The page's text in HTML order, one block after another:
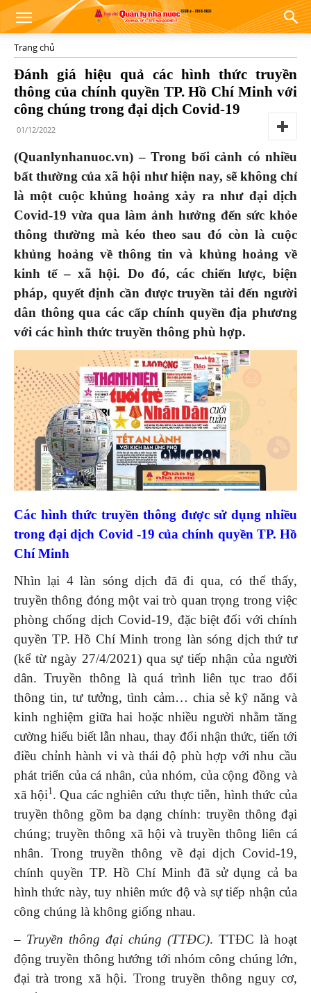
Trang chủ
Đánh giá hiệu quả các hình thức truyền
thông của chính quyền TP. Hồ Chí Minh với
công chúng trong đại dịch Covid-19
01/12/2022
(Quanlynhanuoc.vn) – Trong bối cảnh có nhiều
bất thường của xã hội như hiện nay, sẽ không chỉ
là một cuộc khủng hoảng xảy ra như đại dịch
Covid-19 vừa qua làm ảnh hưởng đến sức khỏe
thông thường mà kéo theo sau đócòn là cuộc
khủng hoảng về thông tin và khủng hoảng về
kinh tế – xã hội. Do đó, các chiến lược, biện
pháp, quyết định cần được truyền tải đến người
dân thông qua các cấp chính quyền địa phương
với các hình thức truyền thông phù hợp.
Các hình thức truyền thông được sử dụng nhiều
trong đại dịch Covid -19 của chính quyền TP. Hồ
Chí Minh
Nhìn lại 4 làn sóng dịch đã đi qua, có thể thấy,
truyền thông đóng một vai trò quan trọng trong việc
phòng chống dịch Covid-19, đặc biệt đối với chính
quyền TP. Hồ Chí Minh trong làn sóng dịch thứ tư
(kể từ ngày 27/4/2021) qua sự tiếp nhận của người
dân. Truyền thông là quá trình liên tục trao đổi
thông tin, tư tưởng, tình cảm… chia sẻ kỹ năng và
kinh nghiệm giữa hai hoặc nhiều người nhằm tăng
cường hiểu biết lẫn nhau, thay đổi nhận thức, tiến tới
điều chỉnh hành vi và thái độ phù hợp với nhu cầu
phát triển của cá nhân, của nhóm, của cộng đồng và
xã hội1 . Qua các nghiên cứu thực tiễn, hình thức của
truyền thông gồm ba dạng chính: truyền thông đại
chúng; truyền thông xã hội và truyền thông liên cá
nhân. Trong truyền thông về đại dịch Covid-19,
chính quyền TP. Hồ Chí Minh đã sử dụng cả ba
hình thức này, tuy nhiên mức độ và sự tiếp nhận của
công chúng là không giống nhau.
– Truyền thông đại chúng (TTĐC). TTĐC là hoạt
động truyền thông hướng tới nhóm công chúng lớn,
đại trà trong xã hội. Trong truyền thông nguy cơ,